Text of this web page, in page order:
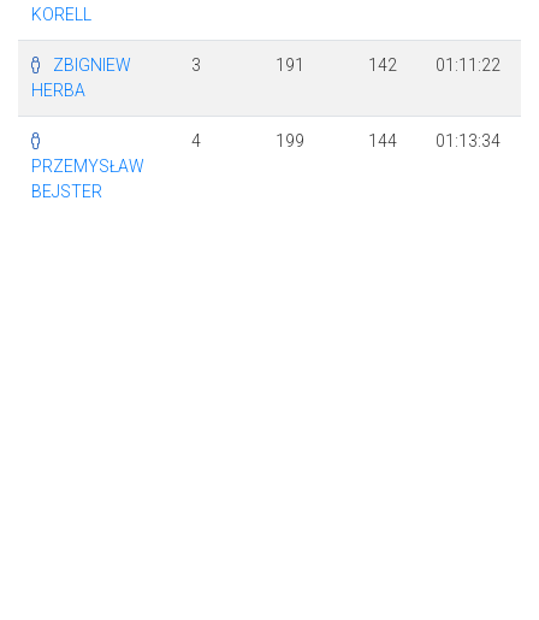
KORELL
ZBIGNIEW
HERBA
3 191 142 01:11:22
PRZEMYSŁAW
BEJSTER
4 199 144 01:13:34